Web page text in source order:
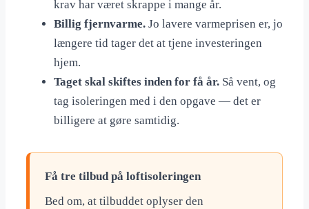
krav har været skrappe i mange år.
Billig fjernvarme. Jo lavere varmeprisen er, jo
længere tid tager det at tjene investeringen
hjem.
Taget skal skiftes inden for få år. Så vent, og
tag isoleringen med i den opgave — det er
billigere at gøre samtidig.
Få tre tilbud på loftisoleringen
Bed om, at tilbuddet oplyser den